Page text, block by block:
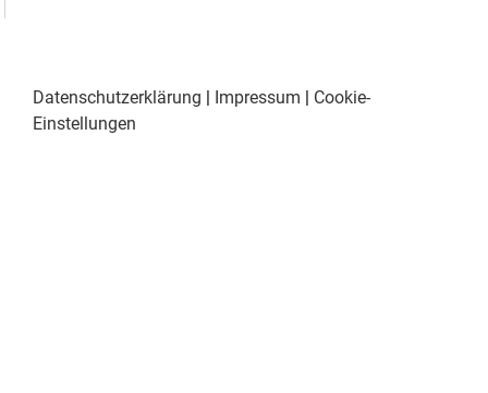
Datenschutzerklärung Impressum
Cookie-
Einstellungen